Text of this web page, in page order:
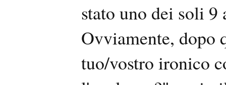
stato uno dei soli 9
Ovviamente, dopo
tuo/vostro ironico